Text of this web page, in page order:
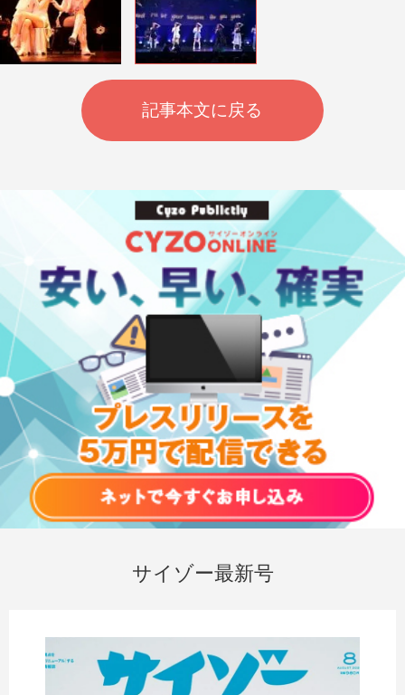
記事本文に戻る
サイゾー最新号